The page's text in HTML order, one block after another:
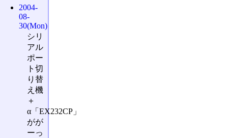
2004-
08-
30(Mon)
シリ
アル
ポー
ト切
り替
え機
＋
α「EX232CP」
がが
ーっ